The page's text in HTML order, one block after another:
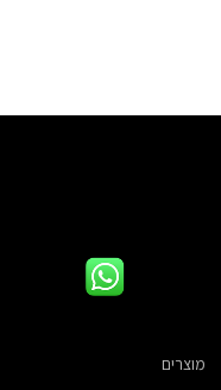
סקירה טכנולוגית של
מוצרים